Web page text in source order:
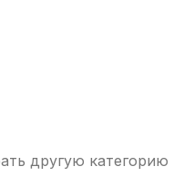
другую категорию